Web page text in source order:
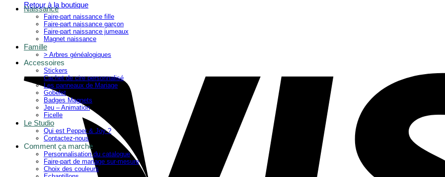
Retour à la boutique
Naissance
Faire-part naissance fille
Faire-part naissance garçon
Faire-part naissance jumeaux
Magnet naissance
Famille
> Arbres généalogiques
Accessoires
Stickers
Cachet de cire personnalisé
Les panneaux de Mariage
Gobelet
Badges Magnets
Jeu – Animation
Ficelle
Le Studio
Qui est Pepper & Joy ?
Contactez-nous
Comment ça marche
Personnalisation du catalogue
Faire-part de mariage sur-mesure
Choix des couleurs